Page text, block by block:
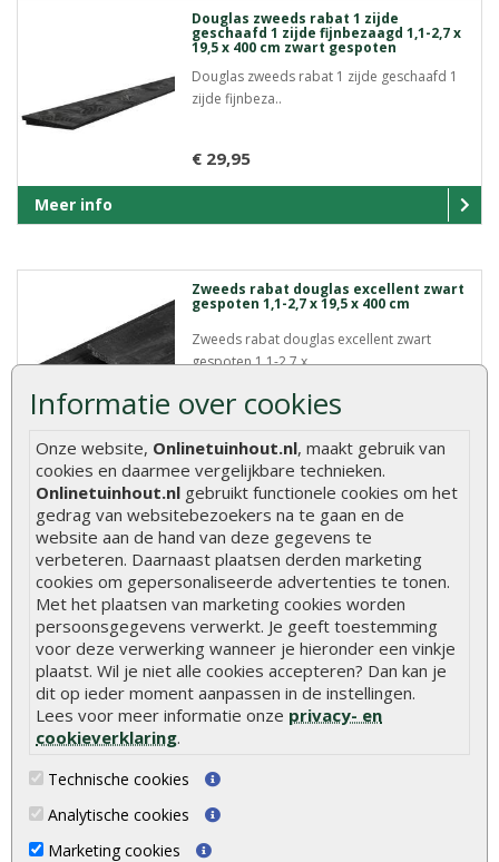
Informatie over cookies
Onze website, Onlinetuinhout.nl, maakt gebruik van
cookies en daarmee vergelijkbare technieken.
Onlinetuinhout.nl gebruikt functionele cookies om het
gedrag van websitebezoekers na te gaan en de
website aan de hand van deze gegevens te
verbeteren. Daarnaast plaatsen derden marketing
cookies om gepersonaliseerde advertenties te tonen.
Met het plaatsen van marketing cookies worden
persoonsgegevens verwerkt. Je geeft toestemming
voor deze verwerking wanneer je hieronder een vinkje
plaatst. Wil je niet alle cookies accepteren? Dan kan je
dit op ieder moment aanpassen in de instellingen.
Lees voor meer informatie onze privacy- en
cookieverklaring.
Technische cookies
Analytische cookies
Marketing cookies
Douglas zweeds rabat 1 zijde
geschaafd 1 zijde fijnbezaagd 1,1-2,7 x
19,5 x 400 cm zwart gespoten
Douglas zweeds rabat 1 zijde geschaafd 1
zijde fijnbeza..
€ 29,95
Meer info
Zweeds rabat douglas excellent zwart
gespoten 1,1-2,7 x 19,5 x 400 cm
Zweeds rabat douglas excellent zwart
gespoten 1,1-2,7 x..
€ 23,95
Meer info
Zweeds rabat douglas excellent zwart
gespoten 1,1-2,7 x 19,5 x 500 cm
Zweeds rabat douglas excellent zwart
gespoten 1,1-2,7 x..
€ 29,95
Meer info
Zweeds rabat zwart thermogarant 1,3-
2,6 x 19,3 x 300 cm